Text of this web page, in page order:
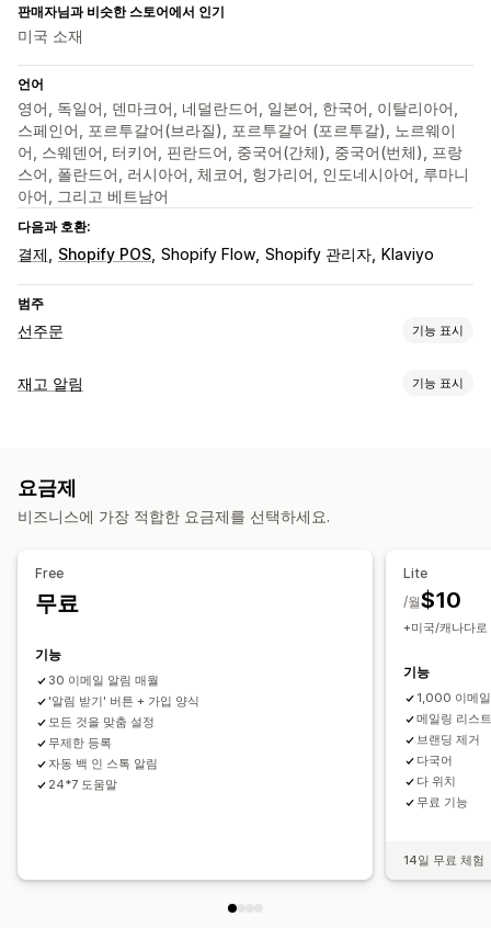
판매자님과 비슷한 스토어에서 인기
미국 소재
언어
영어, 독일어, 덴마크어, 네덜란드어, 일본어, 한국어, 이탈리아어,
스페인어, 포르투갈어(브라질), 포르투갈어 (포르투갈), 노르웨이
어, 스웨덴어, 터키어, 핀란드어, 중국어(간체), 중국어(번체), 프랑
스어, 폴란드어, 러시아어, 체코어, 헝가리어, 인도네시아어, 루마니
아어, 그리고 베트남어
다음과 호환:
결제 Shopify POS Shopify Flow Shopify 관리자 Klaviyo
범주
선주문 기능 표시
주문 유형
맞춤 설정
버튼
배지 배너 카운트다운 타이머
사용자 지정 브랜딩
주문 한도
결제 옵션
혼합 카트
재고 알림 기능 표시
이메일
분석 및 보고
요금제
비즈니스에 가장 적합한 요금제를 선택하세요.
Free
무료
기능
30 이메일 알림 매월
'알림 받기' 버튼 + 가입 양식
모든 것을 맞춤 설정
무제한 등록
자동 백 인 스톡 알림
24*7 도움말
Lite
$10
/월
+미국/캐나다
기능
1,000 이메
메일링 리스
브랜딩 제거
다국어
다 위치
무료 기능
14일 무료 체험